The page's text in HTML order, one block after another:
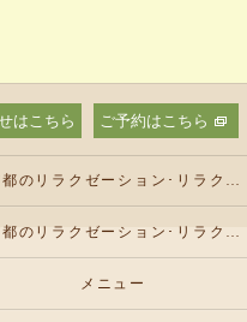
はこちら ご予約はこちら
京都のリラクゼーション･リラクゼーションサロン オリーブの口コミ情報
京都のリラクゼーション･リラクゼーションサロン オリーブのお客様の声
メニュー